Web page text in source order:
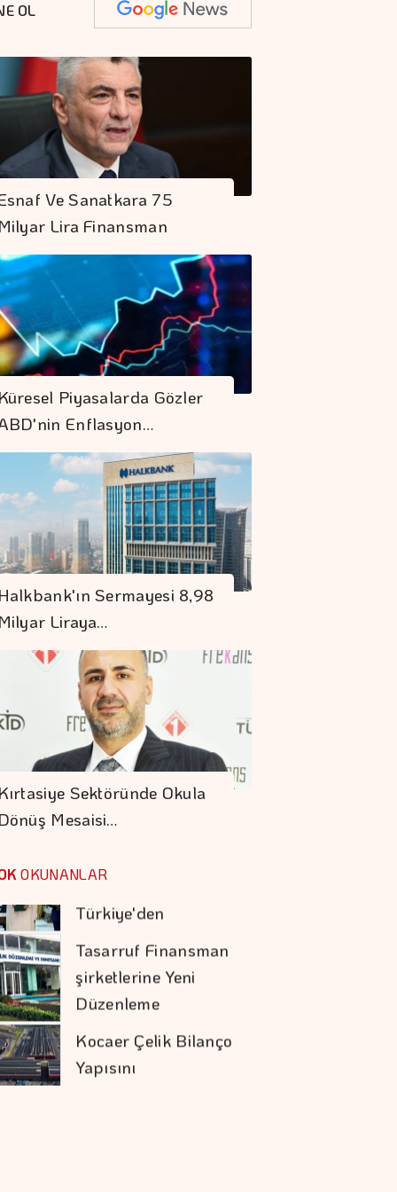
OL
Ve Sanatkara 75
Milyar Lira Finansman
Küresel Piyasalarda Gözler
Enflasyon…
Halkbank'ın Sermayesi 8,98
Milyar Liraya…
Kırtasiye Sektöründe Okula
Dönüş Mesaisi…
OKUNANLAR
"Uzay"a Ayrılan AR-
GE Bütçesi 10 Yılda
"Teslim Olmaya
Zorlanırsak
Savaşırız, Boyun
Eğmeyiz"
S. Arabistan,
Pakistan Ve
Türkiye'den
Savunma Anlaşması
Tasarruf Finansman
Düzenleme
Kocaer Çelik Bilanço
Yapısını
Güçlendirmeye
Devam Etti
Atağına Kalktı